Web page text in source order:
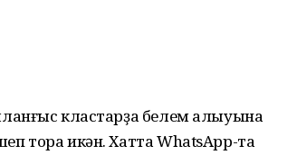
кластарҙа белем алыуына
тора икән. Хатта WhatsAрр-та